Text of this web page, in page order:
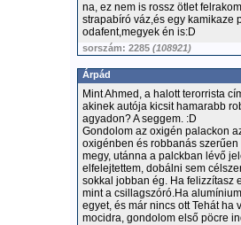
na, ez nem is rossz ötlet
strapabíró váz,és egy kamikaze
odafent,megyek én is:D
sorszám: 2285 (108921)
Árpád
Mint Ahmed, a halott terorrista
akinek autója kicsit hamarabb
agyadon? A seggem. :D
Gondolom az oxigén palackon
oxigénben és robbanás
megy, utánna a palckban lévő
elfelejtettem, dobálni sem
sokkal jobban ég. Ha felizzítasz
mint a csillagszóró.Ha
egyet, és már nincs ott Tehát
mocidra, gondolom első pöcre